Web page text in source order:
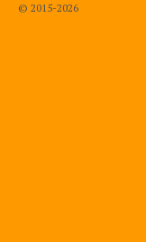
© 2015-2026